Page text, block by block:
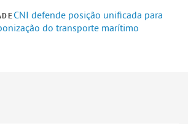
CNI defende posição unificada para
do transporte marítimo